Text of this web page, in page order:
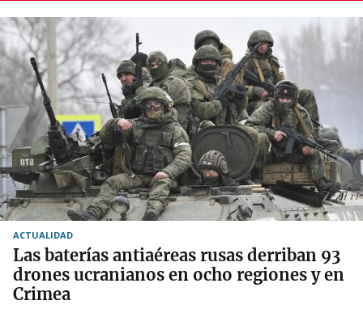
ACTUALIDAD
Las baterías antiaéreas rusas derriban 93
drones ucranianos en ocho regiones y en
Crimea